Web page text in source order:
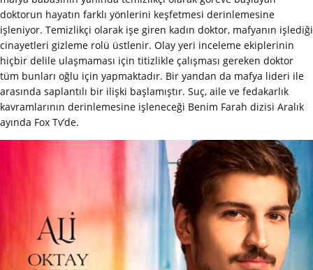
doktorun hayatın farklı yönlerini keşfetmesi derinlemesine
işleniyor. Temizlikçi olarak işe giren kadın doktor, mafyanın işlediği
cinayetleri gizleme rolü üstlenir. Olay yeri inceleme ekiplerinin
hiçbir delile ulaşmaması için titizlikle çalışması gereken doktor
tüm bunları oğlu için yapmaktadır. Bir yandan da mafya lideri ile
arasında saplantılı bir ilişki başlamıştır. Suç, aile ve fedakarlık
kavramlarının derinlemesine işleneceği Benim Farah dizisi Aralık
ayında Fox Tv’de.